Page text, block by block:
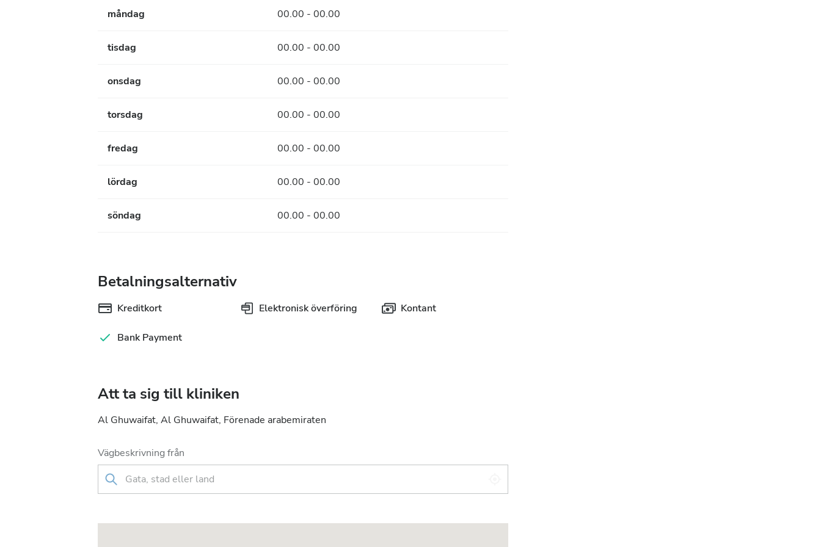
måndag 00.00 - 00.00
tisdag 00.00 - 00.00
onsdag 00.00 - 00.00
torsdag 00.00 - 00.00
fredag 00.00 - 00.00
lördag 00.00 - 00.00
söndag 00.00 - 00.00
Betalningsalternativ
Kreditkort Elektronisk överföring Kontant
Bank Payment
Att ta sig till kliniken
Al Ghuwaifat, Al Ghuwaifat, Förenade arabemiraten
Vägbeskrivning från